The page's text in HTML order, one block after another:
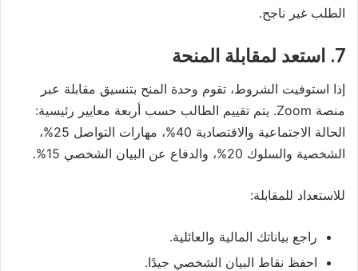
الطلب غير ناجح.
7. استعد لمقابلة المنحة
إذا استوفيت الشروط، تقوم وحدة المنح بتنسيق مقابلة عبر
منصة Zoom. يتم تقييم الطالب حسب أربعة معايير رئيسية:
الحالة الاجتماعية والاقتصادية 40%، مهارات التواصل 25%،
الشخصية والسلوك 20%، والدفاع عن البيان الشخصي 15%.
للاستعداد للمقابلة:
راجع بياناتك المالية والعائلية.
احفظ نقاط البيان الشخصي جيدًا.